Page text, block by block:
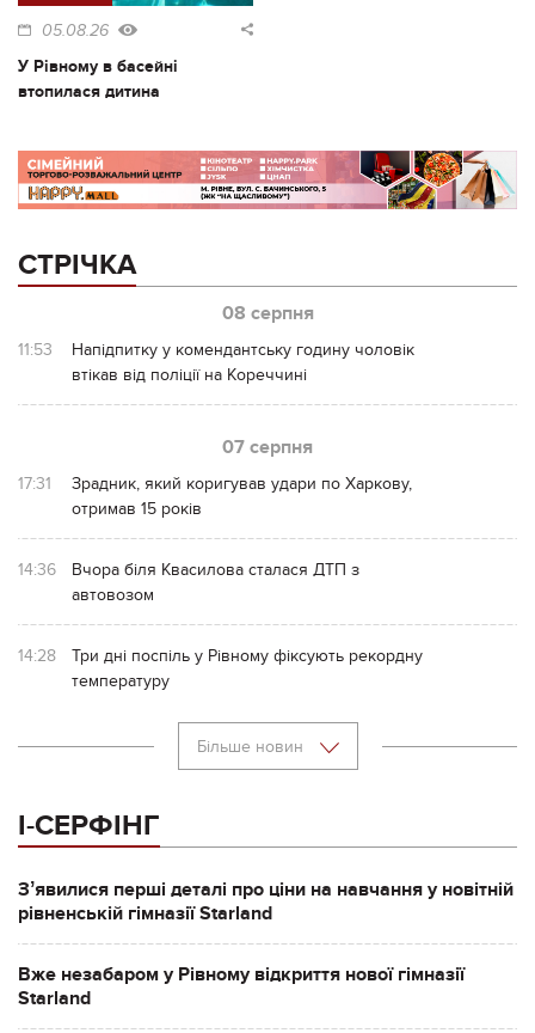
05.08.26
У Рівному в басейні
втопилася дитина
СТРІЧКА
08 серпня
11:53
Напідпитку у комендантську годину чоловік
втікав від поліції на Кореччині
07 серпня
17:31
Зрадник, який коригував удари по Харкову,
отримав 15 років
14:36
Вчора біля Квасилова сталася ДТП з
автовозом
14:28
Три дні поспіль у Рівному фіксують рекордну
температуру
Більше новин
І-СЕРФІНГ
Зʼявилися перші деталі про ціни на навчання у новітній
рівненській гімназії Starland
Вже незабаром у Рівному відкриття нової гімназії
Starland